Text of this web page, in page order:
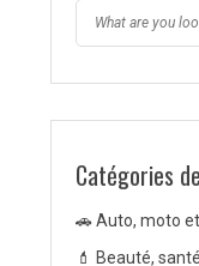
Catégories
🚗 Auto, moto
💄 Beauté,